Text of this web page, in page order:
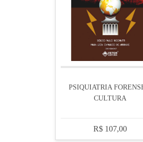
PSIQUIATRIA
CULTURA
R$ 107,00